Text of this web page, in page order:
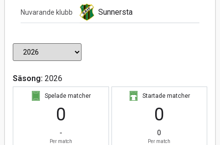
Nuvarande klubb Sunnersta
Säsong: 2026
Spelade matcher
0
-
Per match
Startade matcher
0
0
Per match